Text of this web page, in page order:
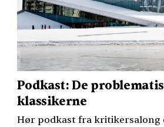
Podkast: De
klassikerne
Hør podkast fra kritikersalong